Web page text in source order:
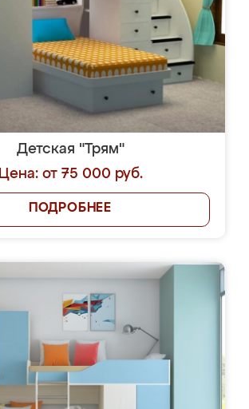
Детская "Трям"
Цена: от 75 000 руб.
ПОДРОБНЕЕ